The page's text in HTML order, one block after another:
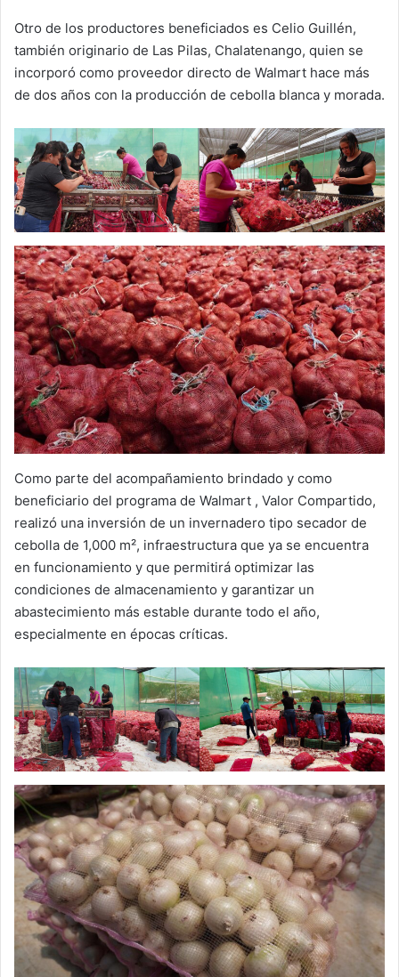
Otro de los productores beneficiados es Celio Guillén,
también originario de Las Pilas, Chalatenango, quien se
incorporó como proveedor directo de Walmart hace más
de dos años con la producción de cebolla blanca y morada.
Como parte del acompañamiento brindado y como
beneficiario del programa de Walmart , Valor Compartido,
realizó una inversión de un invernadero tipo secador de
cebolla de 1,000 m², infraestructura que ya se encuentra
en funcionamiento y que permitirá optimizar las
condiciones de almacenamiento y garantizar un
abastecimiento más estable durante todo el año,
especialmente en épocas críticas.